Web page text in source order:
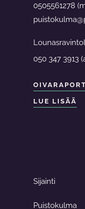
0505561278
050 347 3913
LUE LISÄÄ
Sijainti
Puistokulma